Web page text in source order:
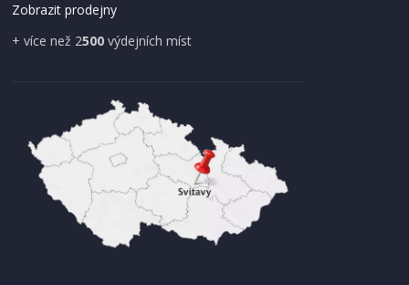
Zobrazit prodejny
+ více než 2500 výdejních míst